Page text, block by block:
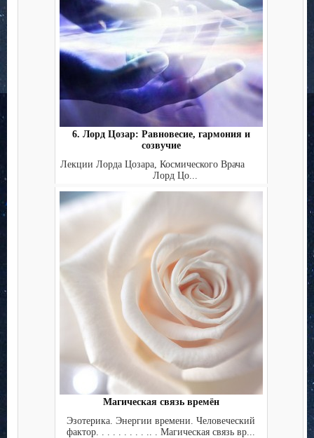
6. Лорд Цозар: Равновесие, гармония и
созвучие
Лекции Лорда Цозара, Космического Врача
Лорд Цо...
Магическая связь времён
Эзотерика. Энергии времени. Человеческий
фактор. . . . . . . . . .. . Магическая связь вр...